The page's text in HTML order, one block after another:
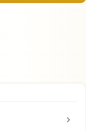
chevron_right